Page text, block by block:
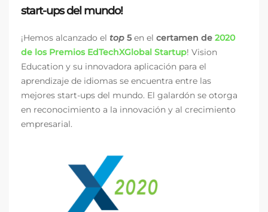
start-ups del mundo!
¡Hemos alcanzado el top 5 en el certamen de 2020
de los Premios EdTechXGlobal Startup! Vision
Education y su innovadora aplicación para el
aprendizaje de idiomas se encuentra entre las
mejores start-ups del mundo. El galardón se otorga
en reconocimiento a la innovación y al crecimiento
empresarial.